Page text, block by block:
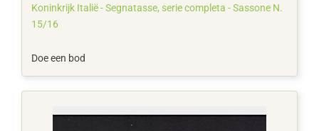
Koninkrijk Italië - Segnatasse, serie completa - Sassone N.
15/16
Doe een bod